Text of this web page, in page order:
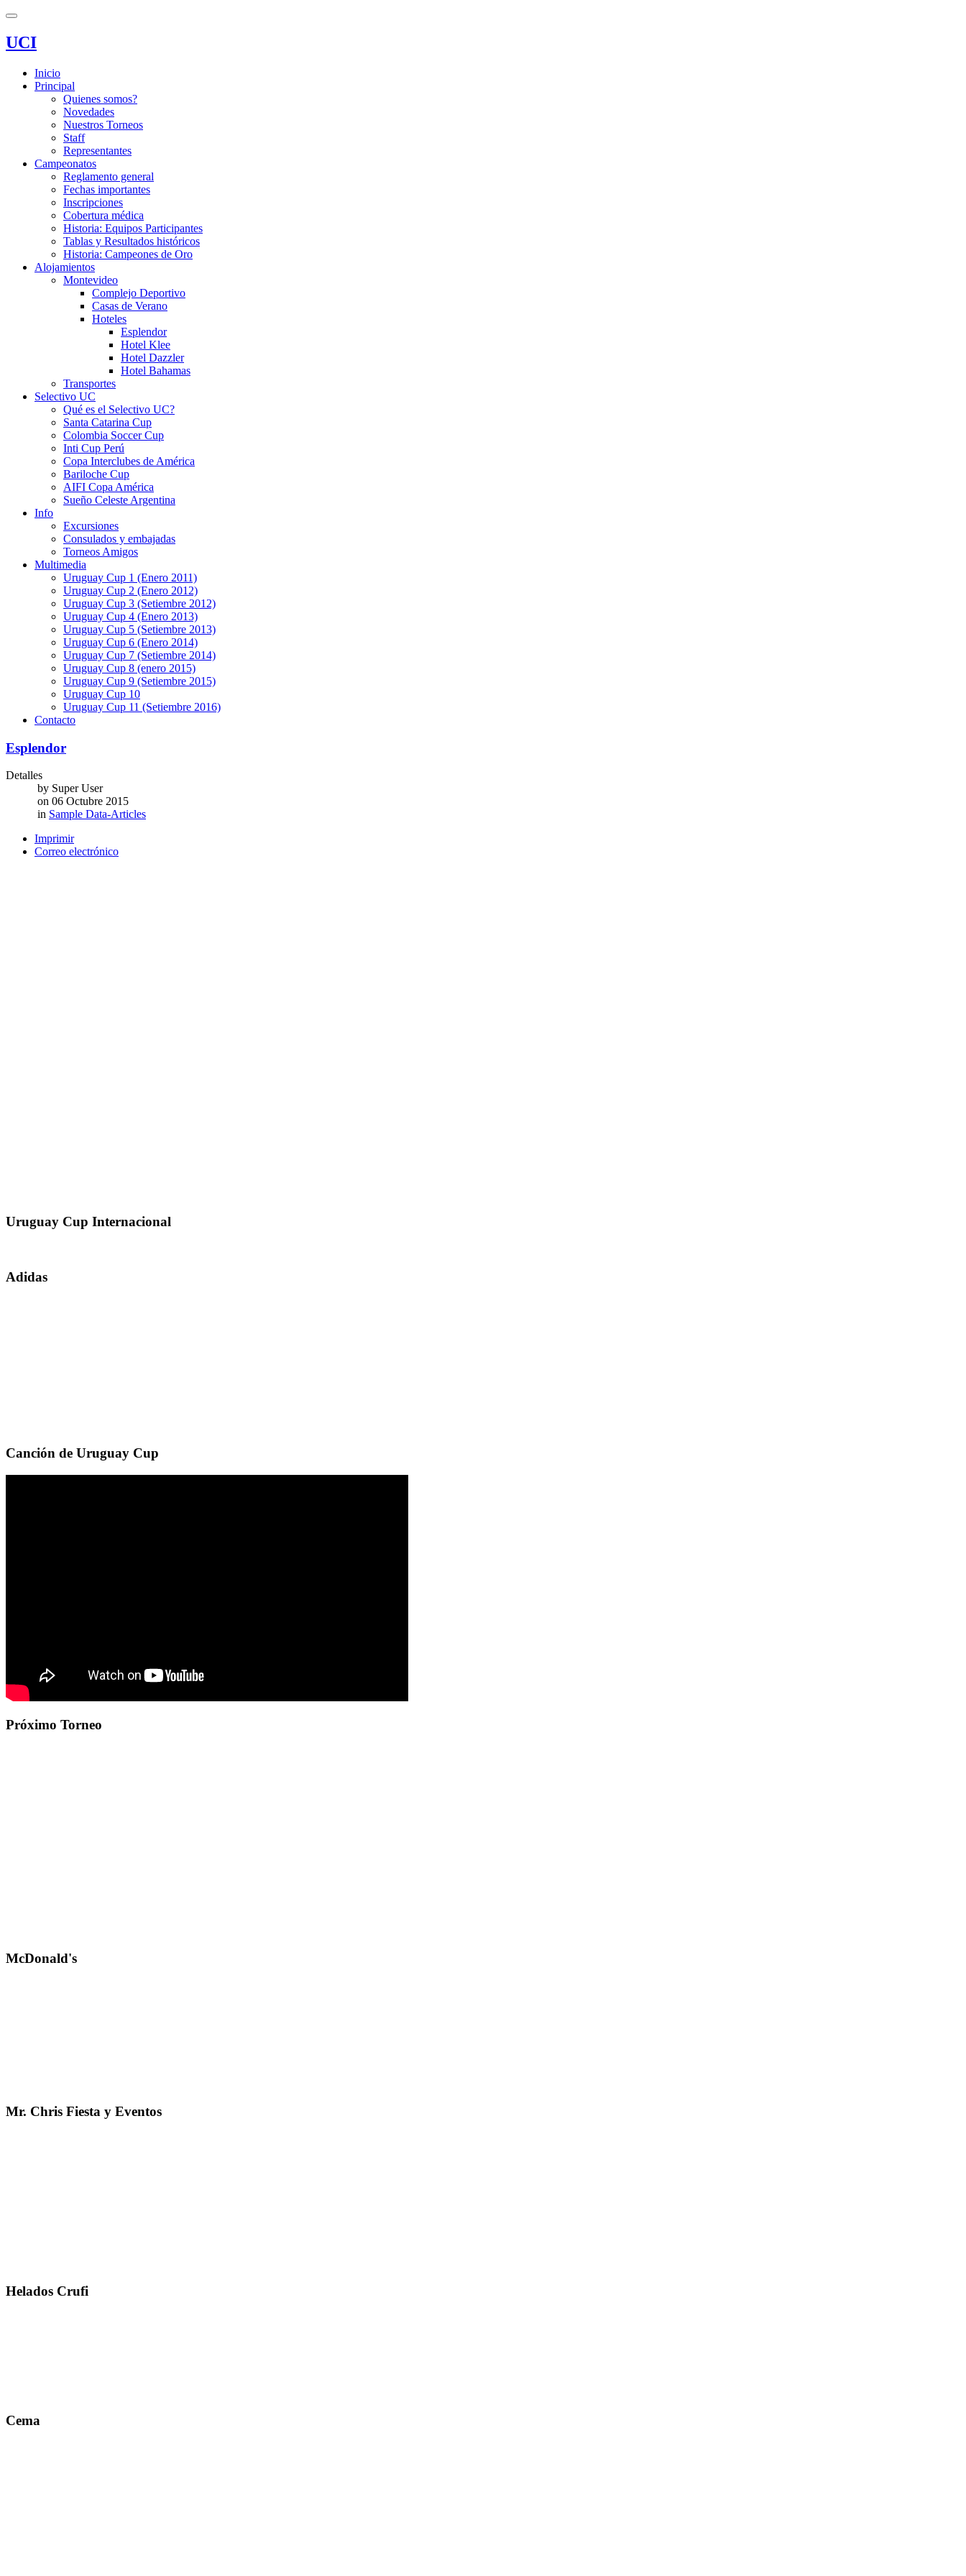
UCI
Inicio
Principal
Quienes somos?
Novedades
Nuestros Torneos
Staff
Representantes
Campeonatos
Reglamento general
Fechas importantes
Inscripciones
Cobertura médica
Historia: Equipos Participantes
Tablas y Resultados históricos
Historia: Campeones de Oro
Alojamientos
Montevideo
Complejo Deportivo
Casas de Verano
Hoteles
Esplendor
Hotel Klee
Hotel Dazzler
Hotel Bahamas
Transportes
Selectivo UC
Qué es el Selectivo UC?
Santa Catarina Cup
Colombia Soccer Cup
Inti Cup Perú
Copa Interclubes de América
Bariloche Cup
AIFI Copa América
Sueño Celeste Argentina
Info
Excursiones
Consulados y embajadas
Torneos Amigos
Multimedia
Uruguay Cup 1 (Enero 2011)
Uruguay Cup 2 (Enero 2012)
Uruguay Cup 3 (Setiembre 2012)
Uruguay Cup 4 (Enero 2013)
Uruguay Cup 5 (Setiembre 2013)
Uruguay Cup 6 (Enero 2014)
Uruguay Cup 7 (Setiembre 2014)
Uruguay Cup 8 (enero 2015)
Uruguay Cup 9 (Setiembre 2015)
Uruguay Cup 10
Uruguay Cup 11 (Setiembre 2016)
Contacto
Esplendor
Detalles
by Super User
on 06 Octubre 2015
in Sample Data-Articles
Imprimir
Correo electrónico
Uruguay Cup Internacional
Adidas
Canción de Uruguay Cup
Próximo Torneo
McDonald's
Mr. Chris Fiesta y Eventos
Helados Crufi
Cema